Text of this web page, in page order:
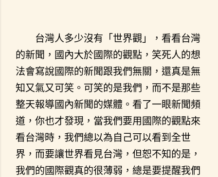
台灣人多少沒有「世界觀」，看看台灣
的新聞，國內大於國際的觀點，笑死人的想
法會寫說國際的新聞跟我們無關，還真是無
知又氣又可笑。可笑的是我們，而不是那些
整天報導國內新聞的媒體。看了一眼新聞頻
道，你也才發現，當我們要用國際的觀點來
看台灣時，我們總以為自己可以看到全世
界，而要讓世界看見台灣，但恕不知的是，
我們的國際觀真的很薄弱，總是要提醒我們